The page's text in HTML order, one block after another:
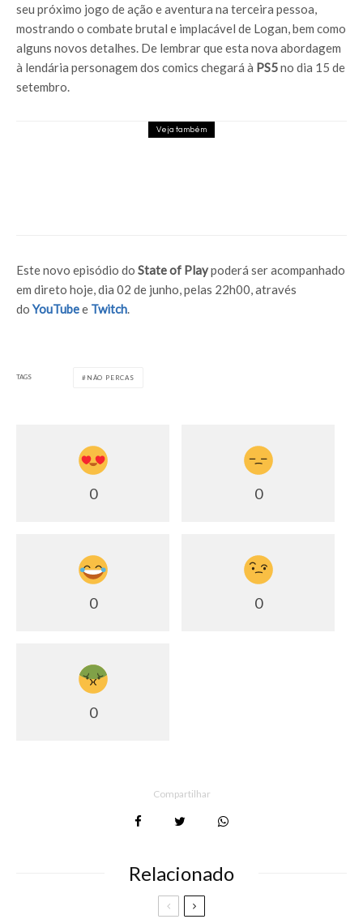
seu próximo jogo de ação e aventura na terceira pessoa,
mostrando o combate brutal e implacável de Logan, bem como
alguns novos detalhes. De lembrar que esta nova abordagem
à lendária personagem dos comics chegará à PS5no dia 15 de
setembro.
Veja também
Este novo episódio do State of Playpoderá ser acompanhado
em direto hoje, dia 02 de junho, pelas 22h00, através
doYouTubee Twitch.
TAGS NÃO PERCAS
0 0
0 0
0
Compartilhar
Relacionado